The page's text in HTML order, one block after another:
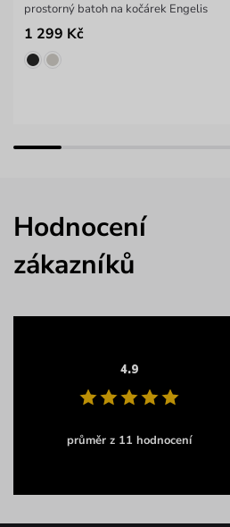
prostorný batoh na kočárek Engelis
1 299 Kč
Hodnocení
zákazníků
4.9
průměr z 11 hodnocení